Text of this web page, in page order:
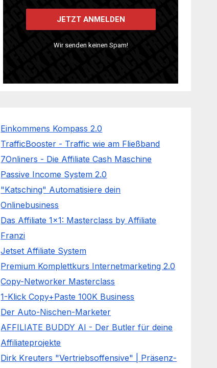
Wir senden keinen Spam!
Einkommens Kompass 2.0
TrafficBooster - Traffic wie am Fließband
7Onliners - Die Affiliate Cash Maschine
Passive Income System 2.0
"Katsching" Automatisiere dein
Onlinebusiness
Das Affiliate 1x1: Masterclass by Affiliate
Franzi
Jetset Affiliate System
Premium Komplettkurs Internetmarketing 2.0
Copy-Networker Masterclass
1-Klick Copy+Paste 100K Business
Der Auto-Nischen-Marketer
AFFILIATE BUDDY AI - Der Butler für deine
Affiliateprojekte
Dirk Kreuters "Vertriebsoffensive" | Präsenz-